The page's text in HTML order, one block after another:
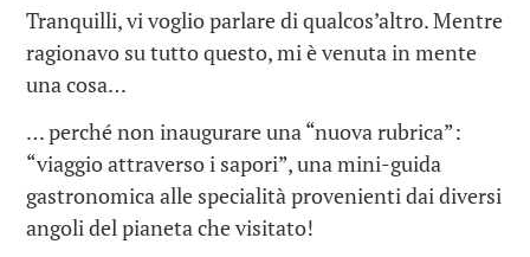
Tranquilli, vi voglio parlare di qualcos’altro. Mentre
ragionavo su tutto questo, mi è venuta in mente
una cosa…
… perché non inaugurare una “nuova rubrica”:
“viaggio attraverso i sapori”, una mini-guida
gastronomica alle specialità provenienti dai diversi
angoli del pianeta che visitato!